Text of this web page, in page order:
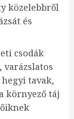
közelebbről
és
csodák
varázslatos
tavak,
környező táj